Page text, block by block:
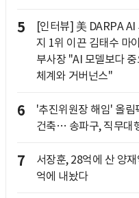
5
[인터뷰] 美 DARPA AI
지 1위 이끈 김태수 마
부사장 "AI 모델보다
체계와 거버넌스"
6
'추진위원장 해임' 올림
건축… 송파구, 직무대
7
서장훈, 28억에 산 양
억에 내놨다